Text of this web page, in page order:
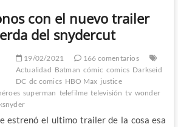
con el nuevo trailer
del snydercut
19/02/2021
166 comentarios
Actualidad Batman cómic comics Darkseid
DC dc comics HBO Max justice
superman telefilme televisión tv wonder
estrenó el ultimo trailer de la cosa esa